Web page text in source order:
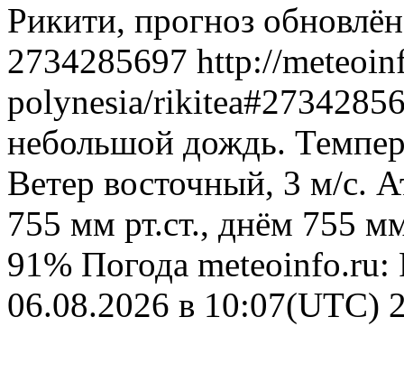
Рикити, прогноз
2734285697 http://
polynesia/
небольшой дождь.
Ветер восточный, 3 м/с.
755 мм рт.ст., днём 755
91% Погода meteoinfo.ru:
06.08.2026 в 10:07(UTC)